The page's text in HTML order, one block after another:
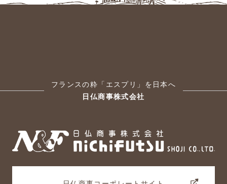
フランスの粋「エスプリ」を日本へ
日仏商事株式会社